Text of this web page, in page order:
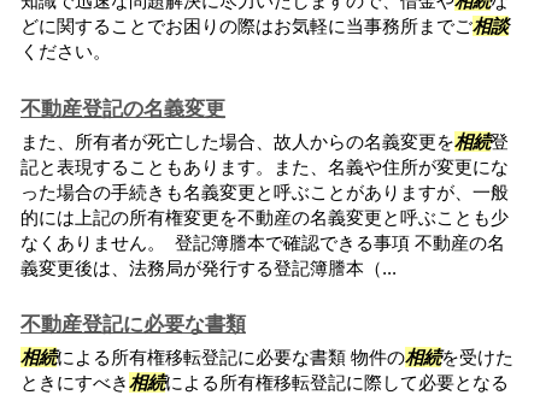
どに関することでお困りの際はお気軽に当事務所までご相談
ください。
不動産登記の名義変更
また、所有者が死亡した場合、故人からの名義変更を相続登
記と表現することもあります。また、名義や住所が変更にな
った場合の手続きも名義変更と呼ぶことがありますが、一般
的には上記の所有権変更を不動産の名義変更と呼ぶことも少
なくありません。 登記簿謄本で確認できる事項 不動産の名
義変更後は、法務局が発行する登記簿謄本（...
不動産登記に必要な書類
相続による所有権移転登記に必要な書類 物件の相続を受けた
ときにすべき相続による所有権移転登記に際して必要となる